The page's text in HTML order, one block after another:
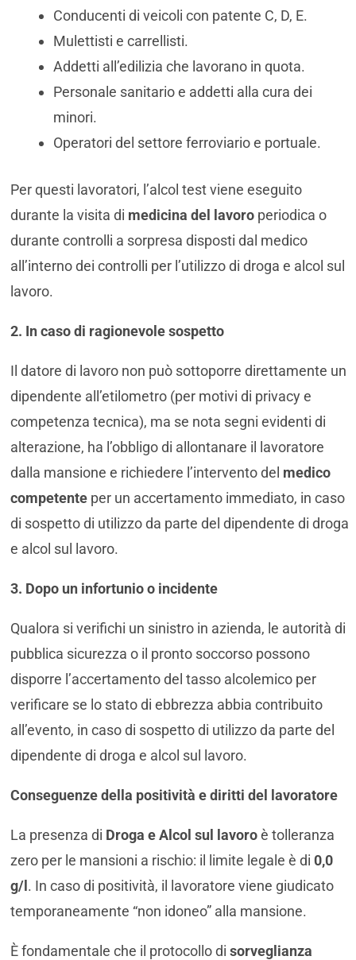
Conducenti di veicoli con patente C, D, E.
Mulettisti e carrellisti.
Addetti all’edilizia che lavorano in quota.
Personale sanitario e addetti alla cura dei
minori.
Operatori del settore ferroviario e portuale.
Per questi lavoratori, l’alcol test viene eseguito
durante la visita di medicina del lavoro periodica o
durante controlli a sorpresa disposti dal medico
all’interno dei controlli per l’utilizzo di droga e alcol sul
lavoro.
2. In caso di ragionevole sospetto
Il datore di lavoro non può sottoporre direttamente un
dipendente all’etilometro (per motivi di privacy e
competenza tecnica), ma se nota segni evidenti di
alterazione, ha l’obbligo di allontanare il lavoratore
dalla mansione e richiedere l’intervento del medico
competente per un accertamento immediato, in caso
di sospetto di utilizzo da parte del dipendente di droga
e alcol sul lavoro.
3. Dopo un infortunio o incidente
Qualora si verifichi un sinistro in azienda, le autorità di
pubblica sicurezza o il pronto soccorso possono
disporre l’accertamento del tasso alcolemico per
verificare se lo stato di ebbrezza abbia contribuito
all’evento, in caso di sospetto di utilizzo da parte del
dipendente di droga e alcol sul lavoro.
Conseguenze della positività e diritti del lavoratore
La presenza di Droga e Alcol sul lavoroè tolleranza
zero per le mansioni a rischio: il limite legale è di 0,0
g/l . In caso di positività, il lavoratore viene giudicato
temporaneamente “non idoneo” alla mansione.
È fondamentale che il protocollo di sorveglianza